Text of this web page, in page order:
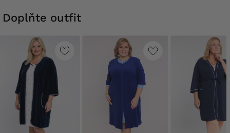
Doplňte outfit